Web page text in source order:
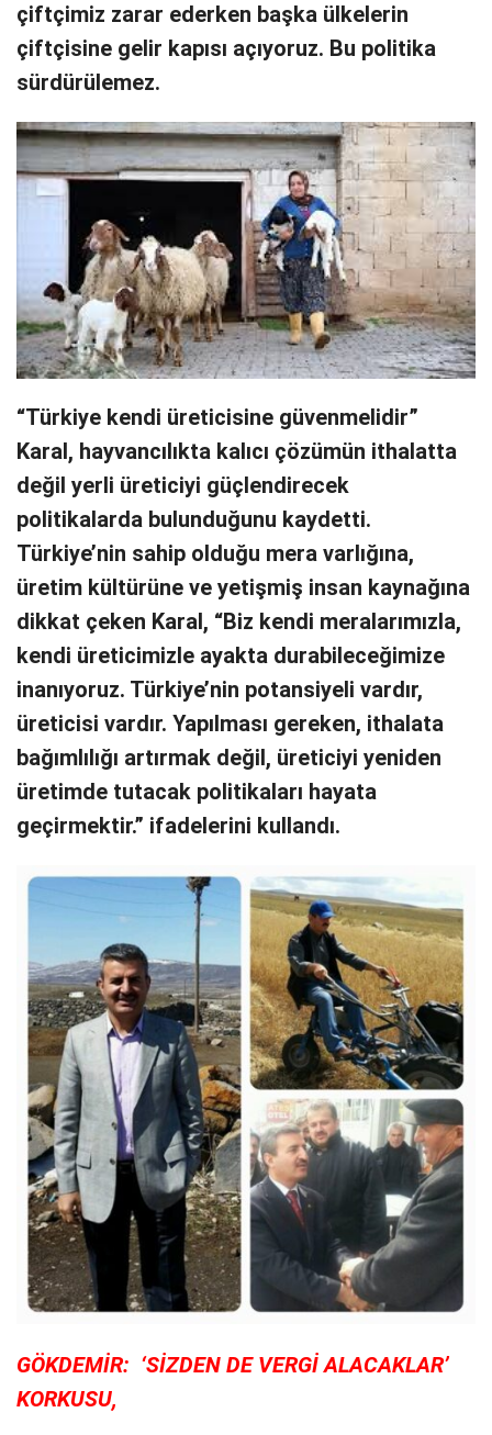
çiftçimiz zarar ederken başka ülkelerin
çiftçisine gelir kapısı açıyoruz. Bu politika
sürdürülemez.
“Türkiye kendi üreticisine güvenmelidir”
Karal, hayvancılıkta kalıcı çözümün ithalatta
değil yerli üreticiyi güçlendirecek
politikalarda bulunduğunu kaydetti.
Türkiye’nin sahip olduğu mera varlığına,
üretim kültürüne ve yetişmiş insan kaynağına
dikkat çeken Karal, “Biz kendi meralarımızla,
kendi üreticimizle ayakta durabileceğimize
inanıyoruz. Türkiye’nin potansiyeli vardır,
üreticisi vardır. Yapılması gereken, ithalata
bağımlılığı artırmak değil, üreticiyi yeniden
üretimde tutacak politikaları hayata
geçirmektir.” ifadelerini kullandı.
GÖKDEMİR: ‘SİZDEN DE VERGİ ALACAKLAR’
KORKUSU,